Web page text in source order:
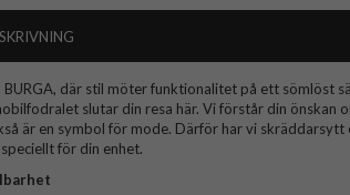
BURGA, där stil möter funktionalitet på ett sömlöst
slutar din resa här. Vi förstår din önskan
är en symbol för mode. Därför har vi
för din enhet.